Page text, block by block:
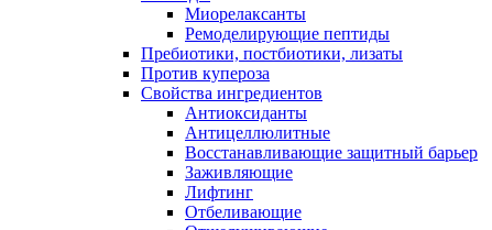
Миорелаксанты
Ремоделирующие пептиды
Пребиотики, постбиотики, лизаты
Против купероза
Свойства ингредиентов
Антиоксиданты
Антицеллюлитные
Восстанавливающие защитный барьер
Заживляющие
Лифтинг
Отбеливающие